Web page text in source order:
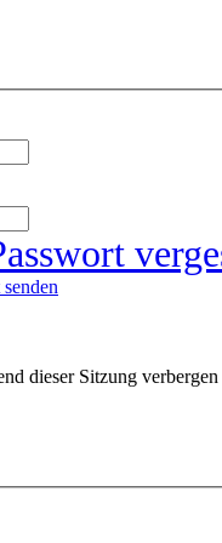
dieser Sitzung verbergen